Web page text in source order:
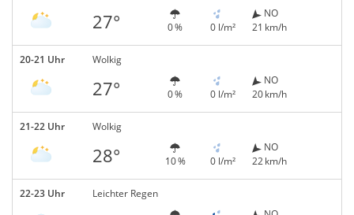
27° 0 % 0 l/m²
NO
21 km/h
20-21 Uhr Wolkig
27° 0 % 0 l/m²
NO
20 km/h
21-22 Uhr Wolkig
28° 10 % 0 l/m²
NO
22 km/h
22-23 Uhr Leichter Regen